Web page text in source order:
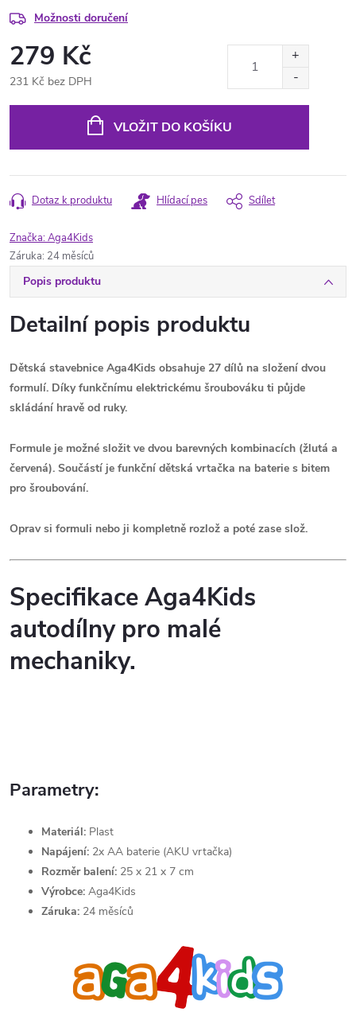
Možnosti doručení
279 Kč
231 Kč bez DPH
VLOŽIT DO KOŠÍKU
Dotaz k produktu Hlídací pes Sdílet
Značka:Aga4Kids
Záruka: 24 měsíců
Popis produktu
Detailní popis produktu
Dětská stavebnice Aga4Kids obsahuje 27 dílů na složení dvou
formulí. Díky funkčnímu elektrickému šroubováku ti půjde
skládání hravě od ruky.
Formule je možné složit ve dvou barevných kombinacích (žlutá a
červená). Součástí je funkční dětská vrtačka na baterie s bitem
pro šroubování.
Oprav si formuli nebo ji kompletně rozlož a poté zase slož.
Specifikace Aga4Kids
autodílny pro malé
mechaniky.
Parametry:
Materiál: Plast
Napájení: 2x AA baterie (AKU vrtačka)
Rozměr balení: 25 x 21 x 7 cm
Výrobce: Aga4Kids
Záruka: 24 měsíců